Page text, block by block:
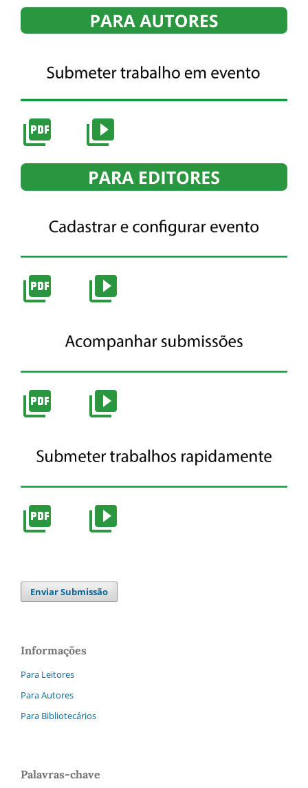
Enviar Submissão
Informações
Para Leitores
Para Autores
Para Bibliotecários
Palavras-chave